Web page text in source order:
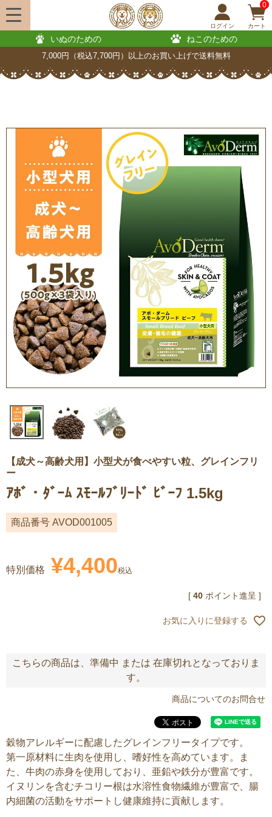
ログイン
0
カート
いぬのための ねこのための
7,000円（税込7,700円）以上のお買い上げで送料無料
【成犬～高齢犬用】小型犬が食べやすい粒、グレインフリ
ー
ｱﾎﾞ・ﾀﾞｰﾑ ｽﾓｰﾙﾌﾞﾘｰﾄﾞ ﾋﾞｰﾌ 1.5kg
商品番号 AVOD001005
特別価格 ¥4,400税込
[ 40 ポイント進呈 ]
お気に入りに登録する
こちらの商品は、準備中 または 在庫切れとなっておりま
す。
商品についてのお問合せ
穀物アレルギーに配慮したグレインフリータイプです。
第一原材料に生肉を使用し、嗜好性を高めています。ま
た、牛肉の赤身を使用しており、亜鉛や鉄分が豊富です。
イヌリンを含むチコリー根は水溶性食物繊維が豊富で、腸
内細菌の活動をサポートし健康維持に貢献します。